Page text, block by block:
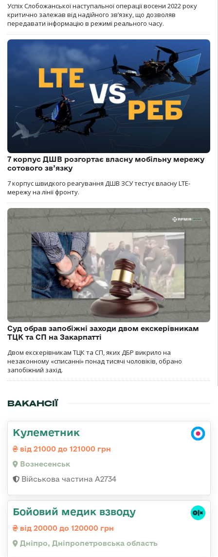
Успіх Слобожанської наступальної операції восени 2022 року
критично залежав від надійного зв’язку, що дозволяв
передавати інформацію в режимі реального часу.
7 корпус ДШВ розгортає власну мобільну мережу
сотового зв’язку
7 корпус швидкого реагування ДШВ ЗСУ тестує власну LTE-
мережу на лінії фронту.
Суд обрав запобіжні заходи двом екскерівникам
ТЦК та СП на Закарпатті
Двом екскерівникам ТЦК та СП, яких ДБР викрило на
незаконному «списанні» понад тисячі чоловіків, обрано
запобіжний захід.
ВАКАНСІЇ
Кулеметник
від 21000 до 121000 грн
Вознесенськ
Військова частина А2734
Бойовий медик взводу
від 20000 до 120000 грн
Дніпро, Дніпропетровська область